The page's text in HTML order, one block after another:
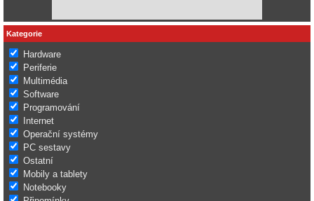
Kategorie
Hardware
Periferie
Multimédia
Software
Programování
Internet
Operační systémy
PC sestavy
Ostatní
Mobily a tablety
Notebooky